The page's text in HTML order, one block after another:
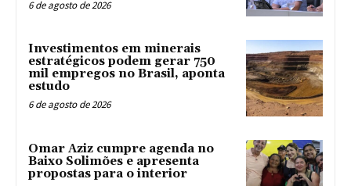
6 de agosto de 2026
Investimentos em minerais
estratégicos podem gerar 750
mil empregos no Brasil, aponta
estudo
6 de agosto de 2026
Omar Aziz cumpre agenda no
Baixo Solimões e apresenta
propostas para o interior